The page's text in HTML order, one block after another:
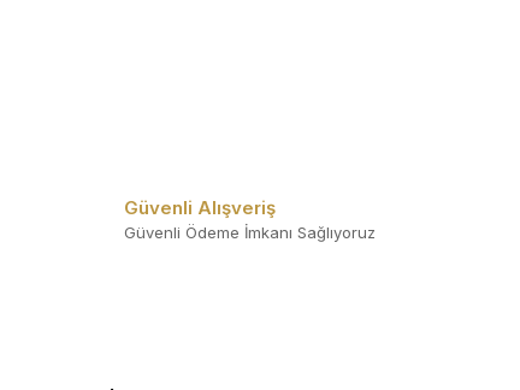
Güvenli Alışveriş
Güvenli Ödeme İmkanı Sağlıyoruz